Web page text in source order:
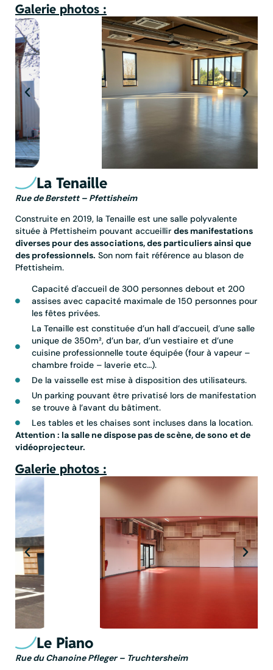
Galerie photos :
La Tenaille
Rue de Berstett – Pfettisheim
Construite en 2019, la Tenaille est une salle polyvalente
située à Pfettisheim pouvant accueillir des manifestations
diverses pour des associations, des particuliers ainsi que
des professionnels. Son nom fait référence au blason de
Pfettisheim.
Capacité d'accueil de 300 personnes debout et 200
assises avec capacité maximale de 150 personnes pour
les fêtes privées.
La Tenaille est constituée d’un hall d’accueil, d’une salle
unique de 350m², d’un bar, d’un vestiaire et d’une
cuisine professionnelle toute équipée (four à vapeur –
chambre froide – laverie etc…).
De la vaisselle est mise à disposition des utilisateurs.
Un parking pouvant être privatisé lors de manifestation
se trouve à l’avant du bâtiment.
Les tables et les chaises sont incluses dans la location.
Attention : la salle ne dispose pas de scène, de sono et de
vidéoprojecteur.
Galerie photos :
Le Piano
Rue du Chanoine Pfleger – Truchtersheim